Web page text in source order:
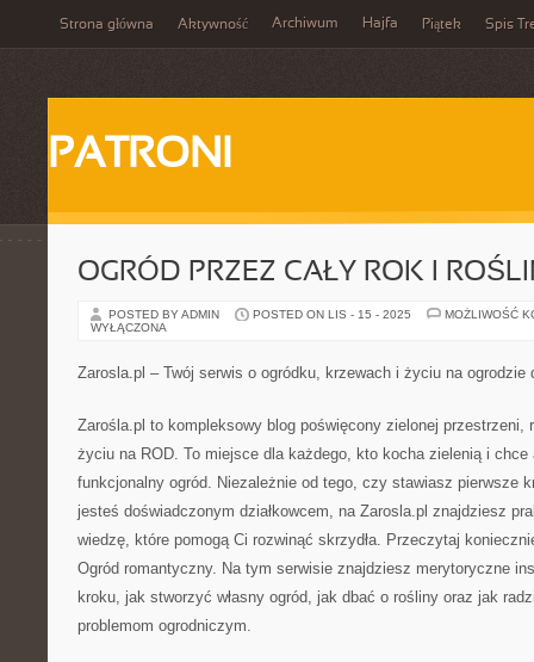
Strona główna Aktywność Archiwum Hajfa Piątek Spis
PATRONI
OGRÓD PRZEZ CAŁY ROK I
POSTED BY ADMIN POSTED ON LIS - 15 - 2025
MOŻLIWOŚĆ
WYŁĄCZONA
Zarosla.pl – Twój serwis o ogródku, krzewach i życiu na ogrodzie
Zarośla.pl to kompleksowy blog poświęcony zielonej przestrzeni,
życiu na ROD. To miejsce dla każdego, kto kocha zielenią i chce
funkcjonalny ogród. Niezależnie od tego, czy stawiasz pierwsze
jesteś doświadczonym działkowcem, na Zarosla.pl znajdziesz
wiedzę, które pomogą Ci rozwinąć skrzydła. Przeczytaj
Ogród romantyczny. Na tym serwisie znajdziesz merytoryczne
kroku, jak stworzyć własny ogród, jak dbać o rośliny oraz jak
problemom ogrodniczym.